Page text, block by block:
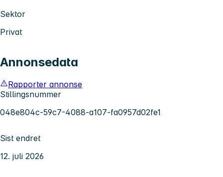
Sektor
Privat
Annonsedata
Rapporter annonse
Stillingsnummer
048e804c-59c7-4088-a107-fa0957d02fe1
Sist endret
12. juli 2026